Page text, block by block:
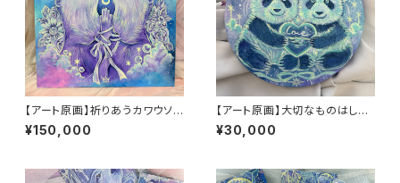
【アート原画】祈りあうカワウソ 1
点もの アクリル画
¥150,000
【アート原画】大切なものはしっ
かりと抱えていようね パンダ
¥30,000